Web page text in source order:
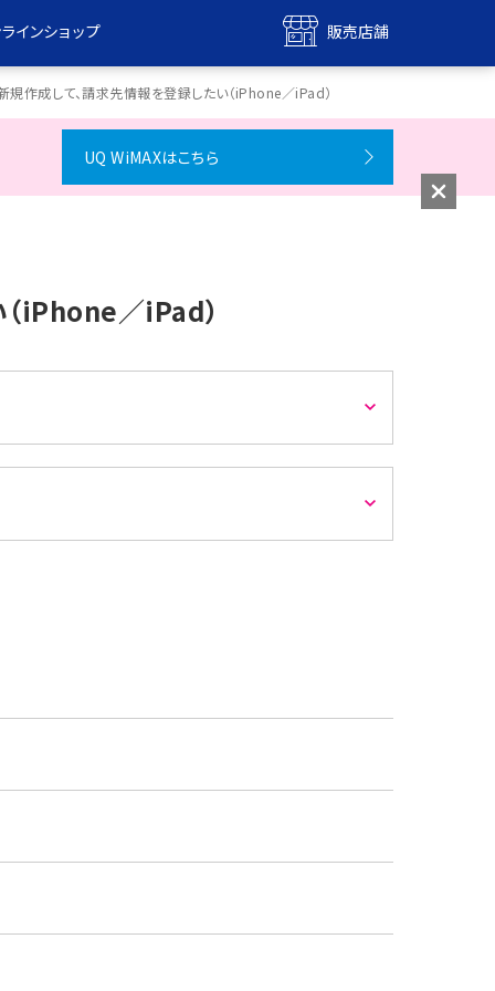
インショップ 販売店舗
ショップ
ショップ
UQ mobile
販売店舗
販売店舗
作成して、請求先情報を登録したい（iPhone／iPad）
UQ WiMAXはこちら
iPhone／iPad）